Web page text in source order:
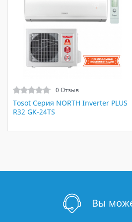
0 Отзыв
Tosot Серия NORTH Inverter PLUS
R32 GK-24TS
Вы